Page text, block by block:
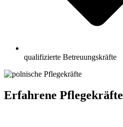
qualifizierte Betreuungskräfte
Erfahrene Pflegekräfte